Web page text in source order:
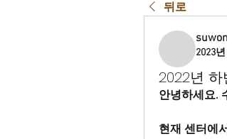
뒤로
2023
2022년
안녕하세요.
현재 센터에